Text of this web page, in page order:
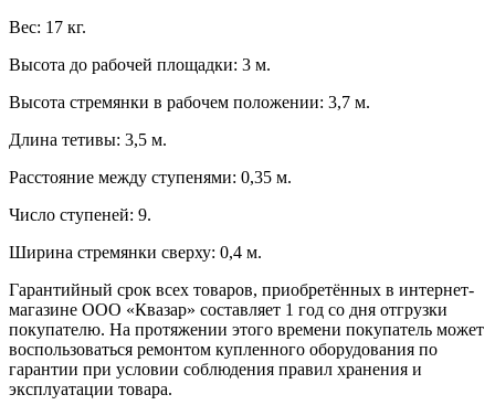
Вес: 17 кг.
Высота до рабочей площадки: 3 м.
Высота стремянки в рабочем положении: 3,7 м.
Длина тетивы: 3,5 м.
Расстояние между ступенями: 0,35 м.
Число ступеней: 9.
Ширина стремянки сверху: 0,4 м.
Гарантийный срок всех товаров, приобретённых в интернет-
магазине ООО «Квазар» составляет 1 год со дня отгрузки
покупателю. На протяжении этого времени покупатель может
воспользоваться ремонтом купленного оборудования по
гарантии при условии соблюдения правил хранения и
эксплуатации товара.